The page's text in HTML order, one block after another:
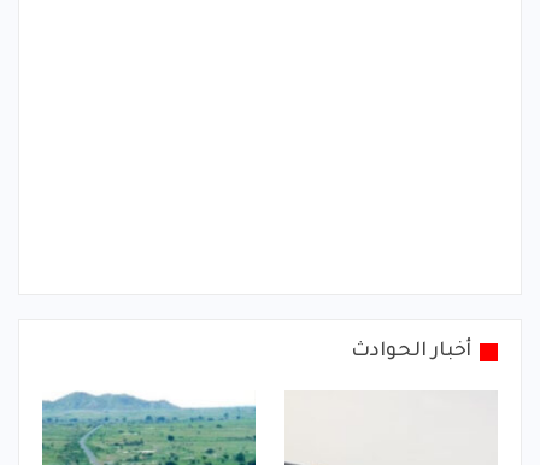
أخبار الحوادث